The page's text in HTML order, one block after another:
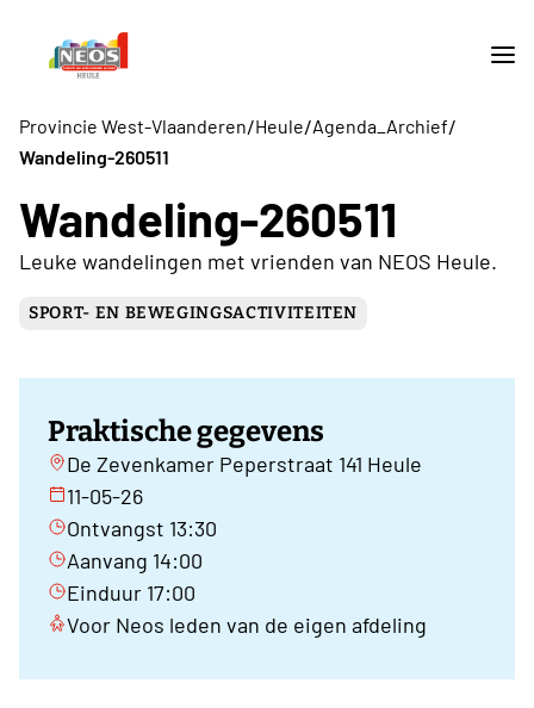
Provincie West-Vlaanderen/Heule/Agenda_Archief/
Wandeling-260511
Wandeling-260511
Leuke wandelingen met vrienden van NEOS Heule.
SPORT- EN BEWEGINGSACTIVITEITEN
Praktische gegevens
De Zevenkamer Peperstraat 141 Heule
11-05-26
Ontvangst 13:30
Aanvang 14:00
Einduur 17:00
Voor Neos leden van de eigen afdeling